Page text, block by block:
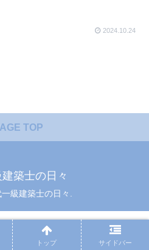
2024.10.24
TOP
築士の日々
級建築士の日々.
トップ サイドバー